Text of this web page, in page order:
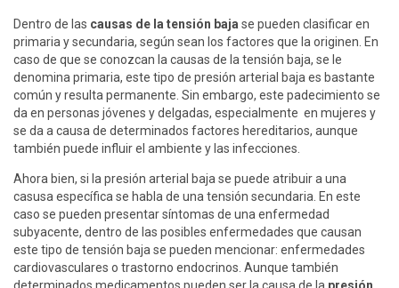
Dentro de las causas de la tensión baja se pueden clasificar en
primaria y secundaria, según sean los factores que la originen. En
caso de que se conozcan la causas de la tensión baja, se le
denomina primaria, este tipo de presión arterial baja es bastante
común y resulta permanente. Sin embargo, este padecimiento se
da en personas jóvenes y delgadas, especialmente en mujeres y
se da a causa de determinados factores hereditarios, aunque
también puede influir el ambiente y las infecciones.
Ahora bien, si la presión arterial baja se puede atribuir a una
casusa específica se habla de una tensión secundaria. En este
caso se pueden presentar síntomas de una enfermedad
subyacente, dentro de las posibles enfermedades que causan
este tipo de tensión baja se pueden mencionar: enfermedades
cardiovasculares o trastorno endocrinos. Aunque también